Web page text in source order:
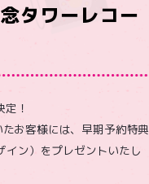
タワーレコー
！
お客様には、早期予約特典
イン）をプレゼントいたし